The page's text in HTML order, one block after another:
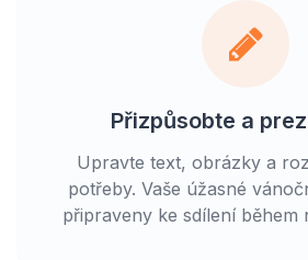
Přizpůsobte a
Upravte text, obrázky a
potřeby. Vaše úžasné
připraveny ke sdílení během